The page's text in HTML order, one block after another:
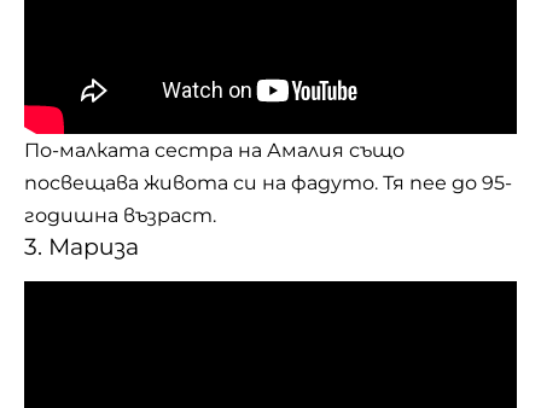
По-малката сестра на Амалия също
посвещава живота си на фадуто. Тя пее до 95-
годишна възраст.
3. Мариза